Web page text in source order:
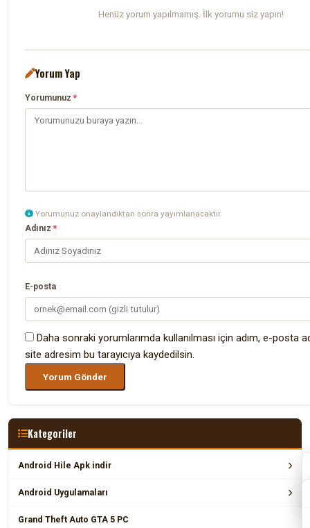
Henüz yorum yapılmamış. İlk yorumu siz yapın!
Yorum Yap
Yorumunuz*
Yorumunuz onaylandıktan sonra yayımlanacaktır.
Adınız*
E-posta
Daha sonraki yorumlarımda kullanılması için adım, e-posta
site adresim bu tarayıcıya kaydedilsin.
Kategoriler
Android Hile Apk indir
Android Uygulamaları
Grand Theft Auto GTA 5 PC